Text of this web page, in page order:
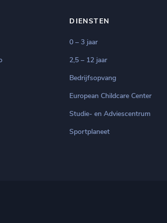
DIENSTEN
0 – 3 jaar
2,5 – 12 jaar
Bedrijfsopvang
European Childcare Center
Studie- en Adviescentrum
Sportplaneet